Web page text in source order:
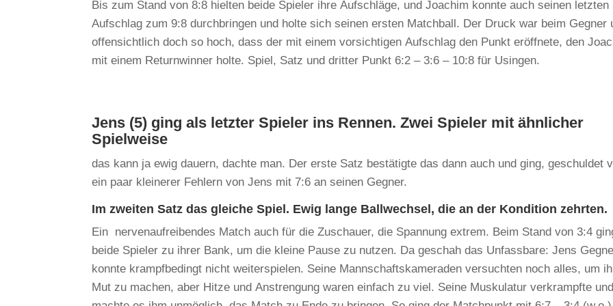
Bis zum Stand von 8:8 hielten beide Spieler ihre Aufschläge, und Joachim konnte auch seinen letzten
Aufschlag zum 9:8 durchbringen und holte sich seinen ersten Matchball. Der Druck war beim Gegner
offensichtlich doch so hoch, dass der mit einem vorsichtigen Aufschlag den Punkt eröffnete, den
mit einem Returnwinner holte. Spiel, Satz und dritter Punkt 6:2 – 3:6 – 10:8 für Usingen.
Jens (5) ging als letzter Spieler ins Rennen. Zwei Spieler mit ähnlicher
Spielweise
das kann ja ewig dauern, dachte man. Der erste Satz bestätigte das dann auch und ging, geschuldet
ein paar kleinerer Fehlern von Jens mit 7:6 an seinen Gegner.
Im zweiten Satz das gleiche Spiel. Ewig lange Ballwechsel, die an der Kondition zehrten.
Ein nervenaufreibendes Match auch für die Zuschauer, die Spannung extrem. Beim Stand von 3:4
beide Spieler zu ihrer Bank, um die kleine Pause zu nutzen. Da geschah das Unfassbare: Jens
konnte krampfbedingt nicht weiterspielen. Seine Mannschaftskameraden versuchten noch alles, um
Mut zu machen, aber Hitze und Anstrengung waren einfach zu viel. Seine Muskulatur verkrampfte und